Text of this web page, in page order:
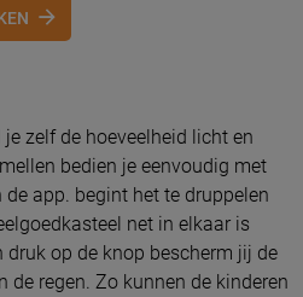
je zelf de hoeveelheid licht en
bedien je eenvoudig met
app. begint het te druppelen
net in elkaar is
druk op de knop bescherm jij de
de regen. Zo kunnen de kinderen